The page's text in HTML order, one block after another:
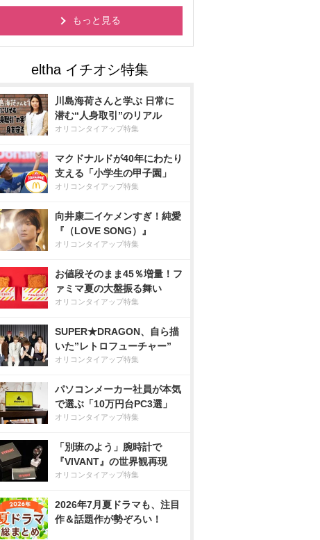
もっと見る
川島海荷さんと学ぶ 日常に
潜む“人身取引”のリアル
オリコンタイアップ特集
マクドナルドが40年にわたり
支える「小学生の甲子園」
オリコンタイアップ特集
向井康二イケメンすぎ！純愛
『（LOVE SONG）』
オリコンタイアップ特集
お値段そのまま45％増量！フ
ァミマ夏の大盤振る舞い
オリコンタイアップ特集
SUPER★DRAGON、自ら描
いた”レトロフューチャー”
オリコンタイアップ特集
パソコンメーカー社員が本気
で選ぶ「10万円台PC3選」
オリコンタイアップ特集
「別班のよう」腕時計で
『VIVANT』の世界観再現
オリコンタイアップ特集
2026年7月夏ドラマも、注目
作＆話題作が勢ぞろい！